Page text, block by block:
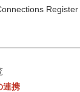
連携